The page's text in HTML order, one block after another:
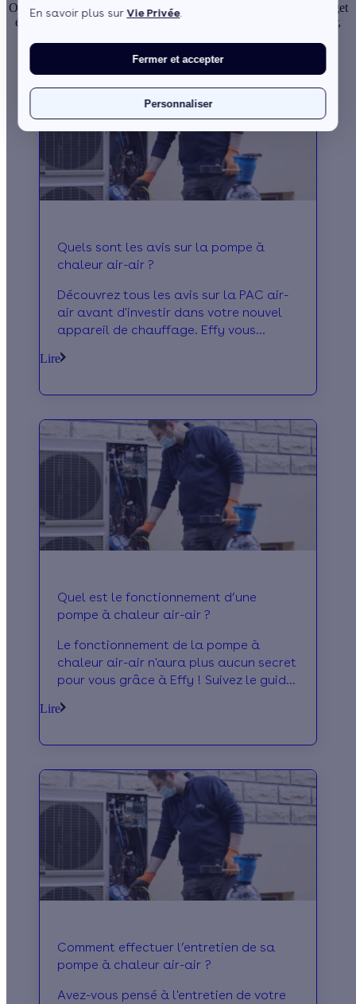
En savoir plus surVie Privée.
Fermer et accepter
Personnaliser
Optimisez le confort de votre maison tout en maîtrisant votre budget
énergie ! Retrouvez ici tous nos conseils et solutions pour choisir,
Quels sont les avis sur la pompe à
chaleur air-air ?
Découvrez tous les avis sur la PAC air-
air avant d'investir dans votre nouvel
appareil de chauffage. Effy vous
PAC air-air.
Lire
Quel est le fonctionnement d’une
pompe à chaleur air-air ?
Le fonctionnement de la pompe à
chaleur air-air n'aura plus aucun secret
pour vous grâce à Effy ! Suivez le guide
Lire
Comment effectuer l’entretien de sa
pompe à chaleur air-air ?
Avez-vous pensé à l'entretien de votre